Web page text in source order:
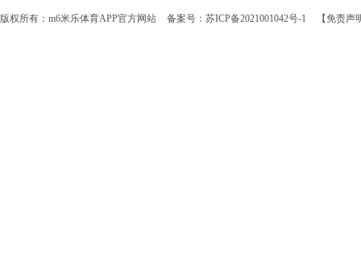
版权所有：m6米乐体育APP官方网站 备案号：苏ICP备2021001042号-1 【免责声